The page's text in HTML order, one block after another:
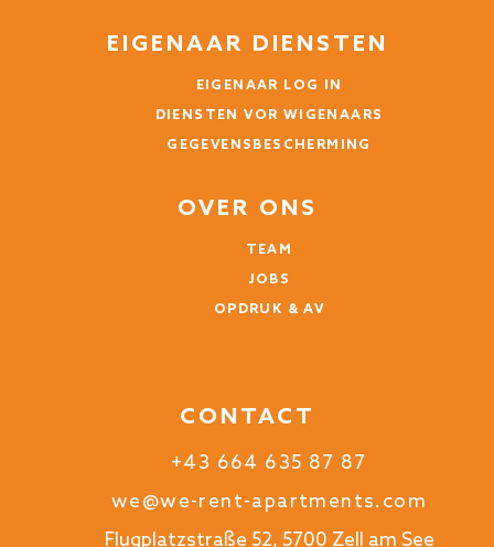
EIGENAAR DIENSTEN
EIGENAAR LOG IN
DIENSTEN VOR WIGENAARS
GEGEVENSBESCHERMING
OVER ONS
TEAM
JOBS
OPDRUK & AV
CONTACT
+43 664 635 87 87
we@we-rent-apartments.com
Flugplatzstraße 52, 5700 Zell am See